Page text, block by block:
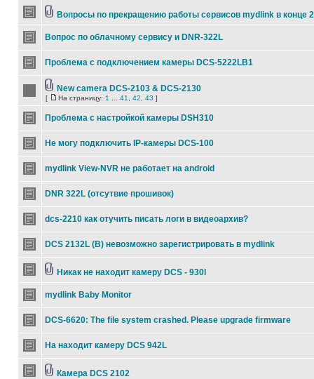
Вопросы по прекращению работы сервисов mydlink в конце
Вопрос по облачному сервису и DNR-322L
Проблема с подключением камеры DCS-5222LB1
New camera DCS-2103 & DCS-2130
[ На страницу: 1 41 42 43 ]
Проблема с настройкой камеры DSH310
Не могу подключить IP-камеры DCS-100
mydlink View-NVR не работает на android
DNR 322L (отсутвие прошивок)
dcs-2210 как отучить писать логи в видеоархив?
DCS 2132L (B) невозможно зарегистрировать в mydlink
Никак не находит камеру DCS - 930l
mydlink Baby Monitor
DCS-6620: The file system crashed. Please upgrade firmware
На находит камеру DCS 942L
Камера DCS 2102